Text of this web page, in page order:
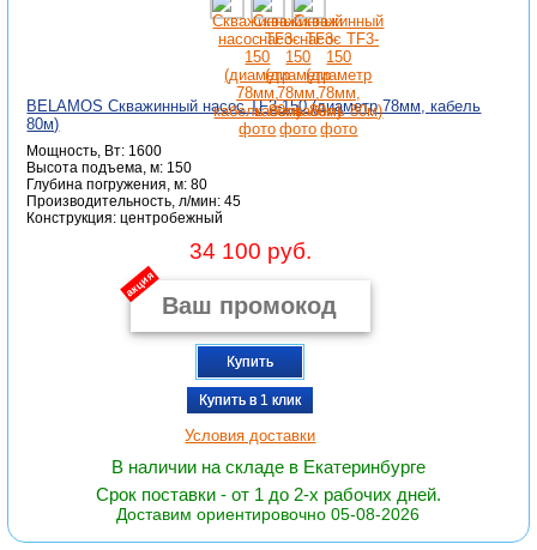
BELAMOS Скважинный насос TF3-150 (диаметр 78мм, кабель
80м)
Мощность, Вт: 1600
Высота подъема, м: 150
Глубина погружения, м: 80
Производительность, л/мин: 45
Конструкция: центробежный
34 100 руб.
акция
Купить
Купить в 1 клик
Условия доставки
В наличии на складе в Екатеринбурге
Срок поставки - от 1 до 2-х рабочих дней.
Доставим ориентировочно 05-08-2026